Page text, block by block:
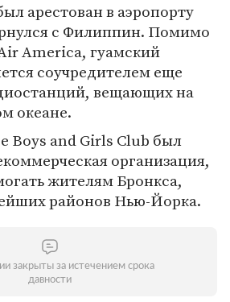
арестован в аэропорту
с Филиппин. Помимо
America, гуамский
соучредителем еще
вещающих на
океане.
Boys and Girls Club был
организация,
жителям Бронкса,
районов Нью-Йорка.
закрыты за истечением срока
давности